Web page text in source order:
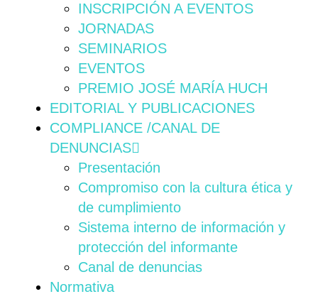
INSCRIPCIÓN A EVENTOS
JORNADAS
SEMINARIOS
EVENTOS
PREMIO JOSÉ MARÍA HUCH
EDITORIAL Y PUBLICACIONES
COMPLIANCE /CANAL DE
DENUNCIAS
Presentación
Compromiso con la cultura ética y
de cumplimiento
Sistema interno de información y
protección del informante
Canal de denuncias
Normativa